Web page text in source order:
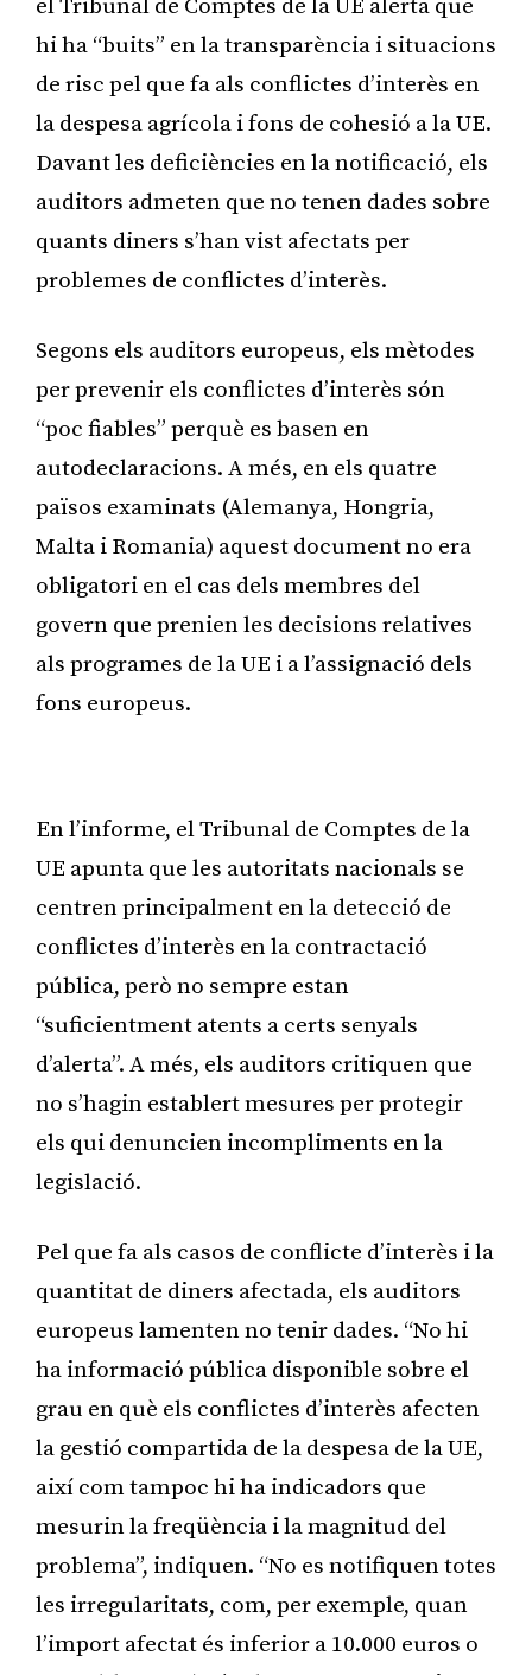
el Tribunal de Comptes de la UE alerta que
hi ha “buits” en la transparència i situacions
de risc pel que fa als conflictes d’interès en
la despesa agrícola i fons de cohesió a la UE.
Davant les deficiències en la notificació, els
auditors admeten que no tenen dades sobre
quants diners s’han vist afectats per
problemes de conflictes d’interès.
Segons els auditors europeus, els mètodes
per prevenir els conflictes d’interès són
“poc fiables” perquè es basen en
autodeclaracions. A més, en els quatre
països examinats (Alemanya, Hongria,
Malta i Romania) aquest document no era
obligatori en el cas dels membres del
govern que prenien les decisions relatives
als programes de la UE i a l’assignació dels
fons europeus.
En l’informe, el Tribunal de Comptes de la
UE apunta que les autoritats nacionals se
centren principalment en la detecció de
conflictes d’interès en la contractació
pública, però no sempre estan
“suficientment atents a certs senyals
d’alerta”. A més, els auditors critiquen que
no s’hagin establert mesures per protegir
els qui denuncien incompliments en la
legislació.
Pel que fa als casos de conflicte d’interès i la
quantitat de diners afectada, els auditors
europeus lamenten no tenir dades. “No hi
ha informació pública disponible sobre el
grau en què els conflictes d’interès afecten
la gestió compartida de la despesa de la UE,
així com tampoc hi ha indicadors que
mesurin la freqüència i la magnitud del
problema”, indiquen. “No es notifiquen totes
les irregularitats, com, per exemple, quan
l’import afectat és inferior a 10.000 euros o